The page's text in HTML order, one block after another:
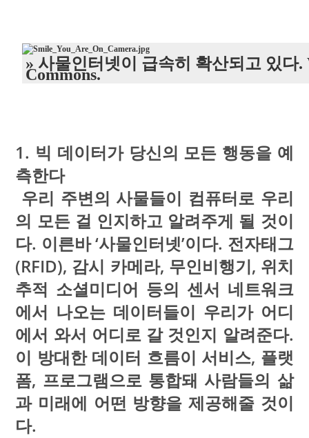
» 사물인터넷이 급속히 확산되고 있다
Commons.
1. 빅 데이터가 당신의 모든 행동을 예
측한다
우리 주변의 사물들이 컴퓨터로 우리
의 모든 걸 인지하고 알려주게 될 것이
다. 이른바 ‘사물인터넷’이다. 전자태그
(RFID), 감시 카메라, 무인비행기, 위치
추적 소셜미디어 등의 센서 네트워크
에서 나오는 데이터들이 우리가 어디
에서 와서 어디로 갈 것인지 알려준다.
이 방대한 데이터 흐름이 서비스, 플랫
폼, 프로그램으로 통합돼 사람들의 삶
과 미래에 어떤 방향을 제공해줄 것이
다.